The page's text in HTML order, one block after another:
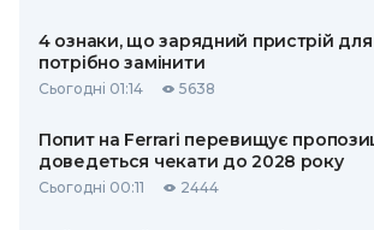
4 ознаки, що зарядний пристрій
потрібно замінити
Сьогодні 01:14 5638
Попит на Ferrari перевищує
доведеться чекати до 2028 року
Сьогодні 00:11 2444